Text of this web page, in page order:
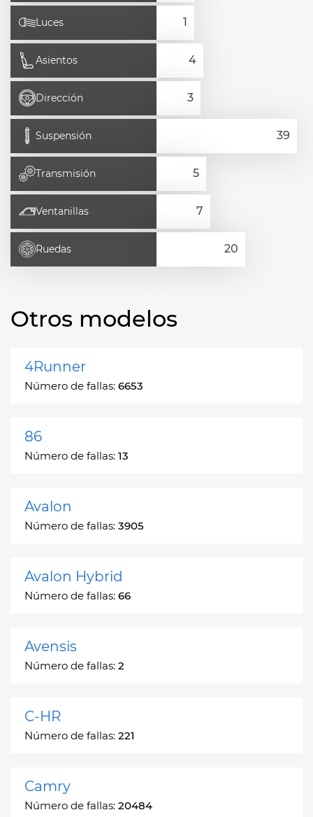
Luces
Asientos
Dirección
Suspensión
Transmisión
Ventanillas
Ruedas
Otros modelos
4Runner
Número de fallas: 6653
86
Número de fallas: 13
Avalon
Número de fallas: 3905
Avalon Hybrid
Número de fallas: 66
Avensis
Número de fallas: 2
C-HR
Número de fallas: 221
Camry
Número de fallas: 20484